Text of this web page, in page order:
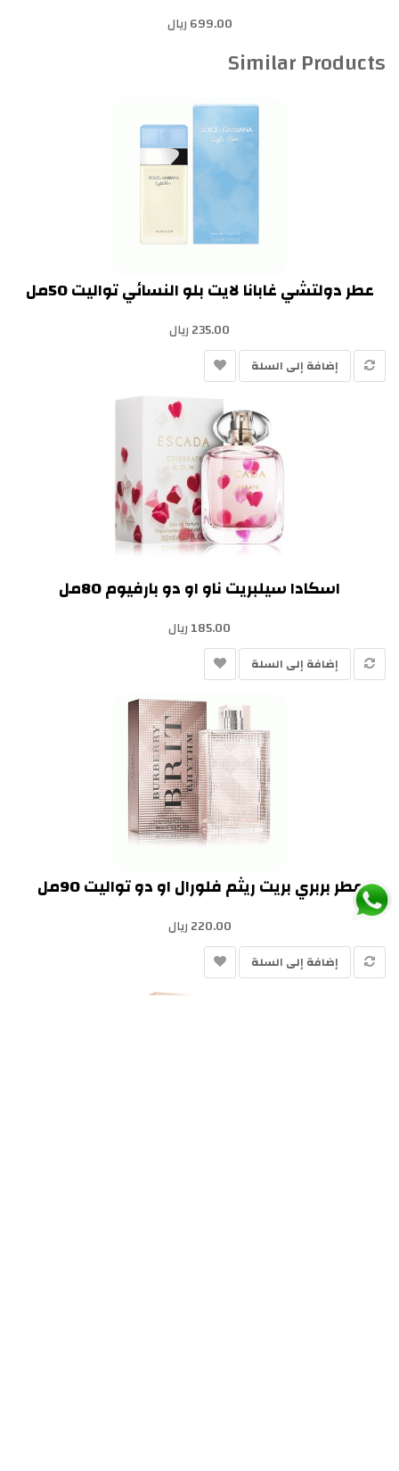
699.00 ريال
Similar Products
عطر دولتشي غابانا لايت بلو النسائي تواليت 50مل
235.00 ريال
إضافة إلى السلة
اسكادا سيلبريت ناو او دو بارفيوم 80مل
185.00 ريال
إضافة إلى السلة
عطر بربري بريت ريثم فلورال او دو تواليت 90مل
220.00 ريال
إضافة إلى السلة